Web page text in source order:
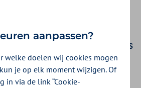
natuur in of uitwaaien in
is goed voor je
Maar wandelen is
je zorgen hebt of een
hebt gezeten! In
aanpassen?
welke doelen wij cookies mogen
je op elk moment wijzigen. Of
in via de link “Cookie-